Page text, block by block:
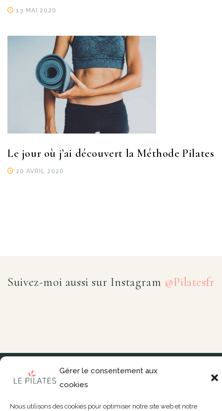
Gérer le consentement aux
cookies
Nous utilisons des cookies pour optimiser notre site web et notre
13 MAI 2020
Le jour où j’ai découvert la Méthode Pilates
20 AVRIL 2020
Suivez-moi aussi sur Instagram @Pilatesfr
–Confidentialité–Mentions Légales